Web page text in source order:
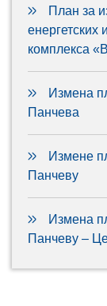
План за
енергетских
комплекса
Измена
Панчева
Измене
Панчеву
Измена
Панчеву –